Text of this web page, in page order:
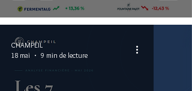
CHAMPEIL
18 mai
9 min de lecture